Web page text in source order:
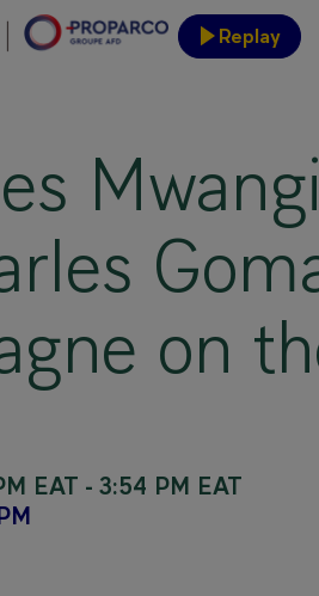
Replay
on
EAT - 3:54 PM EAT